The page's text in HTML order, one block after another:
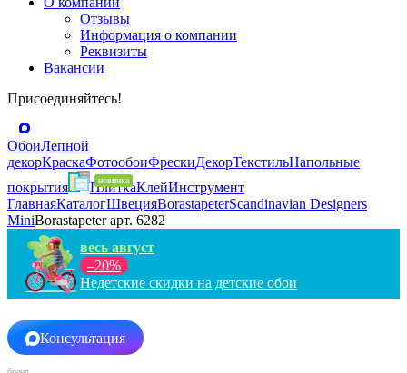
Отзывы
Информация о компании
Реквизиты
Вакансии
Присоединяйтесь!
ОбоиЛепной
декорКраскаФотообоиФрескиДекорТекстильНапольные
покрытия
ПлиткаКлейИнструмент
ГлавнаяКаталогШвецияBorastapeterScandinavian Designers
MiniBorastapeter арт. 6282
весь август
–20%
Недетские скидки на детские обои
Консультация